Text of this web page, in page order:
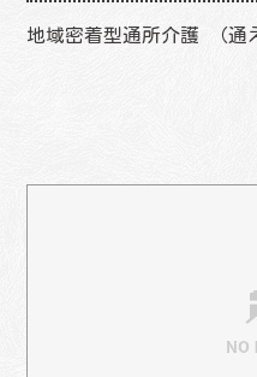
地域密着型通所介護 （通